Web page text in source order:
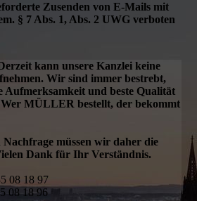
Zusenden von E-Mails mit
§ 7 Abs. 1, Abs. 2 UWG verboten
kann unsere Kanzlei keine
Wir sind immer bestrebt,
Aufmerksamkeit und beste Qualität
Wer MÜLLER bestellt, der bekommt
müssen wir daher die
Dank für Ihr Verständnis.
08 18 97
08 18 96